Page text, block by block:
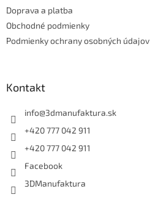
Doprava a platba
Obchodné podmienky
Podmienky ochrany osobných údajov
Kontakt
info@3dmanufaktura.sk
+420 777 042 911
+420 777 042 911
Facebook
3DManufaktura